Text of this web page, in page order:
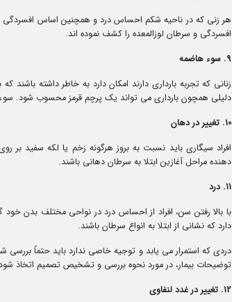
هر زنی که در ناحیه شکم احساس درد و همچنین اساس افسردگی
افسردگی و سرطان لوزالمعده را کشف نموده اند.
9. سوء هاضمه
زنانی که تجربه بارداری دارند امکان دارد به خاطر داشته
دلیلی همچون بارداری می تواند یک پرچم قرمز محسوب شود. سوء
10. تغییر در دهان
افراد سیگاری باید نسبت به بروز هرگونه زخم یا لکه سفید بر
دهنده مراحل آغازین ابتلا به سرطان دهانی باشند.
11. درد
با بالا رفتن سن، افراد از احساس درد در نواحی مختلف بدن خود
دارد که نشانی از ابتلا به انواع سرطان باشند.
دردی که استمرار می یابد و توجیه خاصی ندارد باید حتماً بررسی
توضیحات بیمار، در مورد نحوه بررسی و تشخیص تصمیم اتخاذ
12. تغییر در غدد لنفاوی